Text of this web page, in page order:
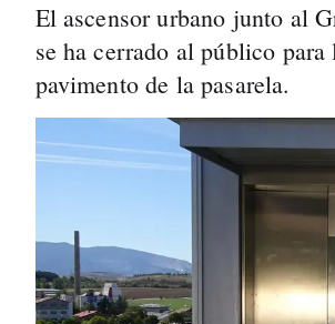
El ascensor urbano junto al
se ha cerrado al público
pavimento de la pasarela.